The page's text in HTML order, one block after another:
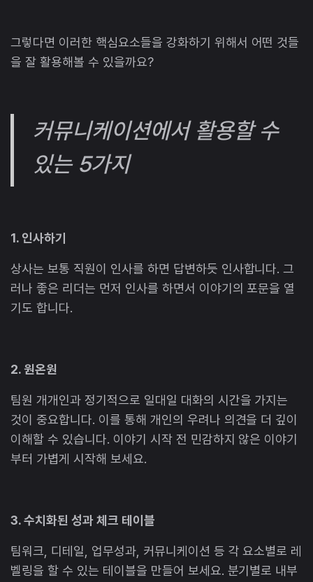
그렇다면 이러한 핵심요소들을 강화하기 위해서 어떤 것들
을 잘 활용해볼 수 있을까요?
커뮤니케이션에서 활용할 수
있는 5가지
1. 인사하기
상사는 보통 직원이 인사를 하면 답변하듯 인사합니다. 그
러나 좋은 리더는 먼저 인사를 하면서 이야기의 포문을 열
기도 합니다.
2. 원온원
팀원 개개인과 정기적으로 일대일 대화의 시간을 가지는
것이 중요합니다. 이를 통해 개인의 우려나 의견을 더 깊이
이해할 수 있습니다. 이야기 시작 전 민감하지 않은 이야기
부터 가볍게 시작해 보세요.
3. 수치화된 성과 체크 테이블
팀워크, 디테일, 업무성과, 커뮤니케이션 등 각 요소별로 레
벨링을 할 수 있는 테이블을 만들어 보세요. 분기별로 내부